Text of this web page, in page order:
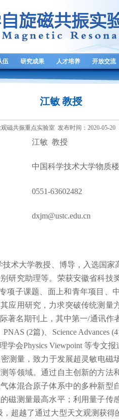
伍 研究成果 人才培养 开放交流
江敏 教授
磁共振重点实验室 发布时间：2020-05-
江敏 教授
中国科学技术大学物质
0551-63602482
dxjm@ustc.edu.cn
技术大学教授、博导，入选国家
别研究助理等。 荣获安徽省科技
项子课题 、面 上和青年项目、
应用研究，力求突破传统测量
著名期刊上，其中第一/通讯作
PNAS (2篇)、 Science Advances (4
学会Physics Viewpoint 等专文报
测量 ，致力于发展超灵敏电磁
等领域。通过自主创新的方法
体混合原子体系中的多种新型
磁测量最高水平；利用量子传
，超越了通过大型天文观测获